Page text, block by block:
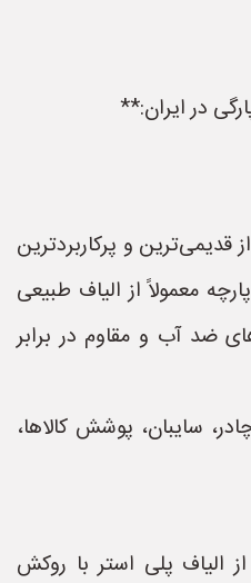
در ایران:**
و پرکاربردترین
معمولاً از الیاف طبیعی
ضد آب و مقاوم در برابر
سایبان، پوشش کالاها،
الیاف پلی استر با روکش